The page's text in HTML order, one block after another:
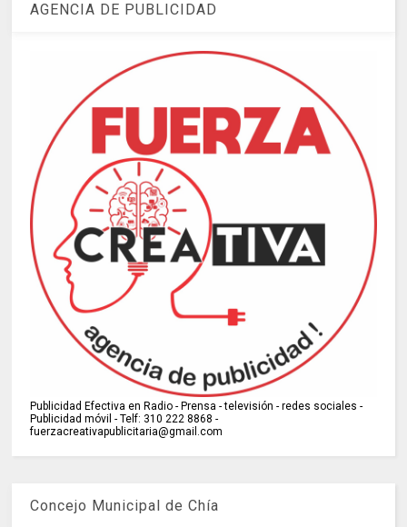
AGENCIA DE PUBLICIDAD
Publicidad Efectiva en Radio - Prensa - televisión - redes sociales -
Publicidad móvil - Telf: 310 222 8868 -
fuerzacreativapublicitaria@gmail.com
Concejo Municipal de Chía